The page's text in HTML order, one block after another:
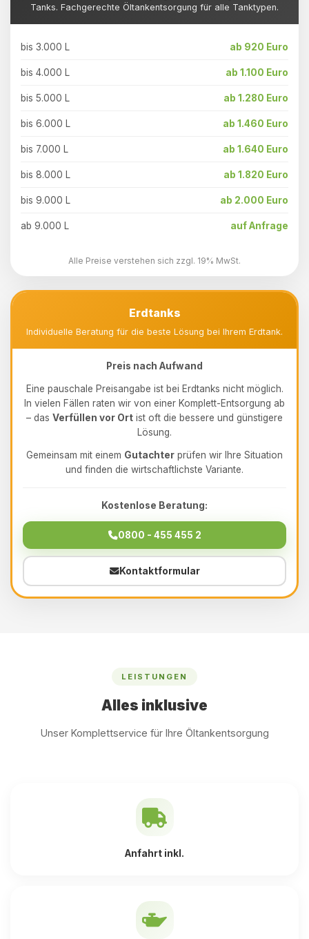
Tanks. Fachgerechte Öltankentsorgung für alle Tanktypen.
bis 3.000 L ab 920 Euro
bis 4.000 L ab 1.100 Euro
bis 5.000 L ab 1.280 Euro
bis 6.000 L ab 1.460 Euro
bis 7.000 L ab 1.640 Euro
bis 8.000 L ab 1.820 Euro
bis 9.000 L ab 2.000 Euro
ab 9.000 L auf Anfrage
Alle Preise verstehen sich zzgl. 19% MwSt.
Erdtanks
Individuelle Beratung für die beste Lösung bei Ihrem Erdtank.
Preis nach Aufwand
Eine pauschale Preisangabe ist bei Erdtanks nicht möglich.
In vielen Fällen raten wir von einer Komplett-Entsorgung ab
– das Verfüllen vor Ort ist oft die bessere und günstigere
Lösung.
Gemeinsam mit einem Gutachter prüfen wir Ihre Situation
und finden die wirtschaftlichste Variante.
Kostenlose Beratung:
0800 - 455 455 2
Kontaktformular
LEISTUNGEN
Alles inklusive
Unser Komplettservice für Ihre Öltankentsorgung
Anfahrt inkl.